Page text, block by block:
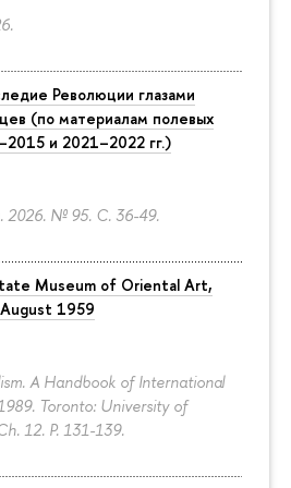
Революции глазами
(по материалам полевых
и 2021–2022 гг.)
2026. № 95. С. 36-49.
Museum of Oriental Art,
1959
A Handbook of International
Toronto: University of
12. P. 131-139.